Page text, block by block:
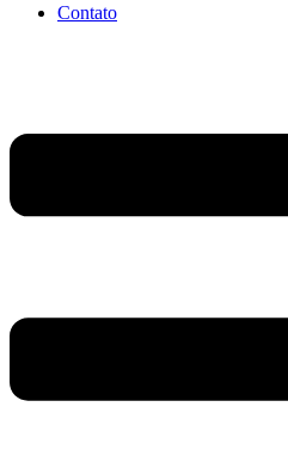
Contato